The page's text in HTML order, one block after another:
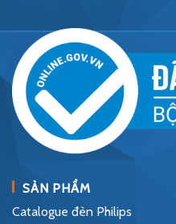
SẢN PHẨM
Catalogue đèn Philips